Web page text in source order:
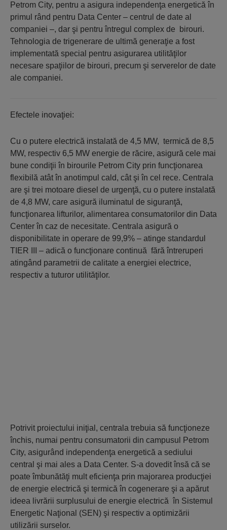
Petrom City, pentru a asigura independenţa energetică în
primul rând pentru Data Center – centrul de date al
companiei –, dar şi pentru întregul complex de birouri.
Tehnologia de trigenerare de ultimă generaţie a fost
implementată special pentru asigurarea utilităţilor
necesare spaţiilor de birouri, precum şi serverelor de date
ale companiei.
Efectele inovaţiei:
Cu o putere electrică instalată de 4,5 MW, termică de 8,5
MW, respectiv 6,5 MW energie de răcire, asigură cele mai
bune condiţii în birourile Petrom City prin funcţionarea
flexibilă atât în anotimpul cald, cât şi în cel rece. Centrala
are şi trei motoare diesel de urgenţă, cu o putere instalată
de 4,8 MW, care asigură iluminatul de siguranţă,
funcţionarea lifturilor, alimentarea consumatorilor din Data
Center în caz de necesitate. Centrala asigură o
disponibilitate in operare de 99,9% – atinge standardul
TIER III – adică o funcţionare continuă fără întreruperi
atingând parametrii de calitate a energiei electrice,
respectiv a tuturor utilităţilor.
Potrivit proiectului iniţial, centrala trebuia să funcţioneze
închis, numai pentru consumatorii din campusul Petrom
City, asigurând independenţa energetică a sediului
central şi mai ales a Data Center. S-a dovedit însă că se
poate îmbunătăţi mult eficienţa prin majorarea producţiei
de energie electrică şi termică în cogenerare şi a apărut
ideea livrării surplusului de energie electrică în Sistemul
Energetic Naţional (SEN) şi respectiv a optimizării
utilizării surselor.